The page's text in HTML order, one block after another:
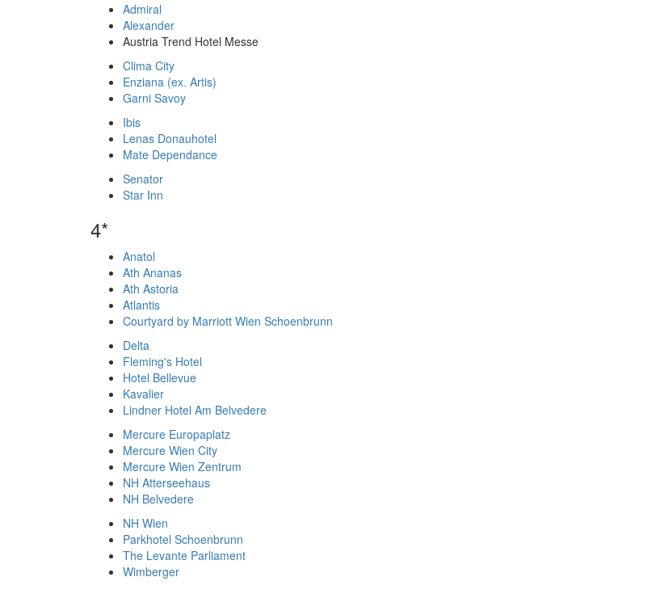
Admiral
Alexander
Austria Trend Hotel Messe
Clima City
Enziana (ex. Artis)
Garni Savoy
Ibis
Lenas Donauhotel
Mate Dependance
Senator
Star Inn
4*
Anatol
Ath Ananas
Ath Astoria
Atlantis
Courtyard by Marriott Wien Schoenbrunn
Delta
Fleming's Hotel
Hotel Bellevue
Kavalier
Lindner Hotel Am Belvedere
Mercure Europaplatz
Mercure Wien City
Mercure Wien Zentrum
NH Atterseehaus
NH Belvedere
NH Wien
Parkhotel Schoenbrunn
The Levante Parliament
Wimberger